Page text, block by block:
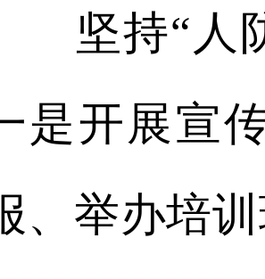
坚持“人防
是开展宣
、举办培